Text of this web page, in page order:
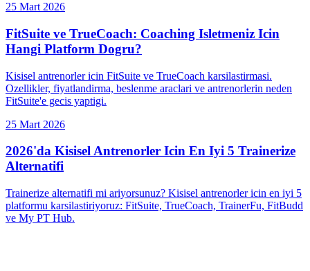
25 Mart 2026
FitSuite ve TrueCoach: Coaching Isletmeniz Icin
Hangi Platform Dogru?
Kisisel antrenorler icin FitSuite ve TrueCoach karsilastirmasi.
Ozellikler, fiyatlandirma, beslenme araclari ve antrenorlerin neden
FitSuite'e gecis yaptigi.
25 Mart 2026
2026'da Kisisel Antrenorler Icin En Iyi 5 Trainerize
Alternatifi
Trainerize alternatifi mi ariyorsunuz? Kisisel antrenorler icin en iyi 5
platformu karsilastiriyoruz: FitSuite, TrueCoach, TrainerFu, FitBudd
ve My PT Hub.